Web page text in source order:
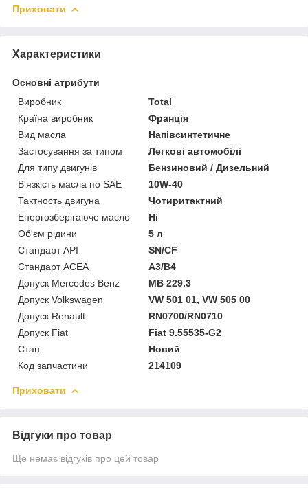
Приховати
Характеристики
Основні атрибути
Виробник
Total
Країна виробник
Франція
Вид масла
Напівсинтетичне
Застосування за типом
Легкові автомобілі
Для типу двигунів
Бензиновий / Дизельний
В'язкість масла по SAE
10W-40
Тактность двигуна
Чотиритактний
Енергозберігаюче масло
Ні
Об'єм рідини
5 л
Стандарт API
SN/CF
Стандарт ACEA
A3/B4
Допуск Mercedes Benz
MB 229.3
Допуск Volkswagen
VW 501 01, VW 505 00
Допуск Renault
RN0700/RN0710
Допуск Fiat
Fiat 9.55535-G2
Стан
Новий
Код запчастини
214109
Приховати
Відгуки про товар
Ще немає відгуків про цей товар